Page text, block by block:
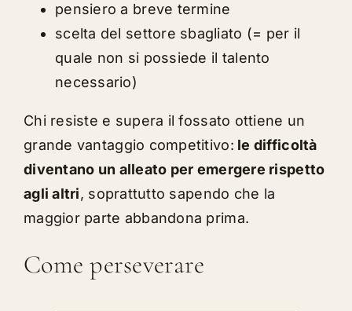
pensiero a breve termine
scelta del settore sbagliato (= per il
quale non si possiede il talento
necessario)
Chi resiste e supera il fossato ottiene un
grande vantaggio competitivo: le difficoltà
diventano un alleato per emergere rispetto
agli altri, soprattutto sapendo che la
maggior parte abbandona prima.
Come perseverare